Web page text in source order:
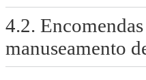
4.2.
manuseamento